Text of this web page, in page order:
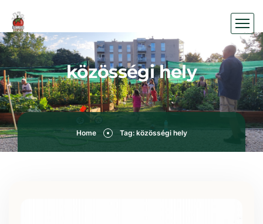
közösségi hely
Home Tag: közösségi hely